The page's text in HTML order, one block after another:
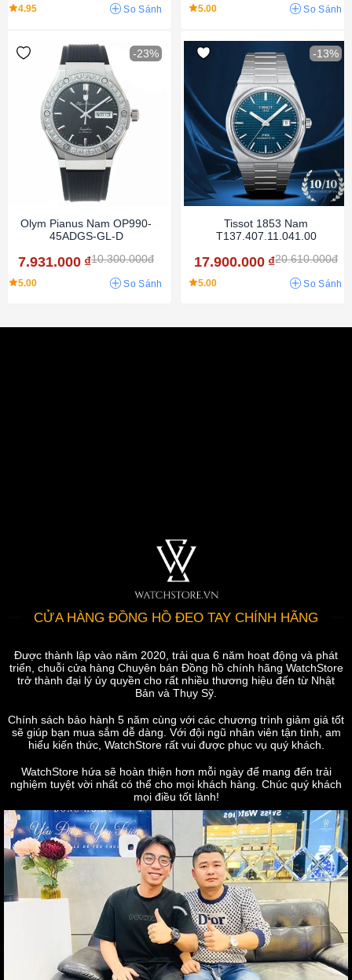
4.95 So Sánh 5.00 So Sánh
-23%
Olym Pianus Nam OP990-
45ADGS-GL-D
7.931.000 ₫10.300.000đ
5.00 So Sánh
-13%
Tissot 1853 Nam
T137.407.11.041.00
17.900.000 ₫20.610.000đ
5.00 So Sánh
CỬA HÀNG ĐỒNG HỒ ĐEO TAY CHÍNH HÃNG
Được thành lập vào năm 2020, trải qua 6 năm hoạt động và phát
triển, chuỗi cửa hàng Chuyên bán Đồng hồ chính hãng WatchStore
trở thành đại lý ủy quyền cho rất nhiều thương hiệu đến từ Nhật
Bản và Thụy Sỹ.
Chính sách bảo hành 5 năm cùng với các chương trình giảm giá tốt
sẽ giúp bạn mua sắm dễ dàng. Với đội ngũ nhân viên tận tình, am
hiểu kiến thức, WatchStore rất vui được phục vụ quý khách.
WatchStore hứa sẽ hoàn thiện hơn mỗi ngày để mang đến trải
nghiệm tuyệt vời nhất có thể cho mọi khách hàng. Chúc quý khách
mọi điều tốt lành!